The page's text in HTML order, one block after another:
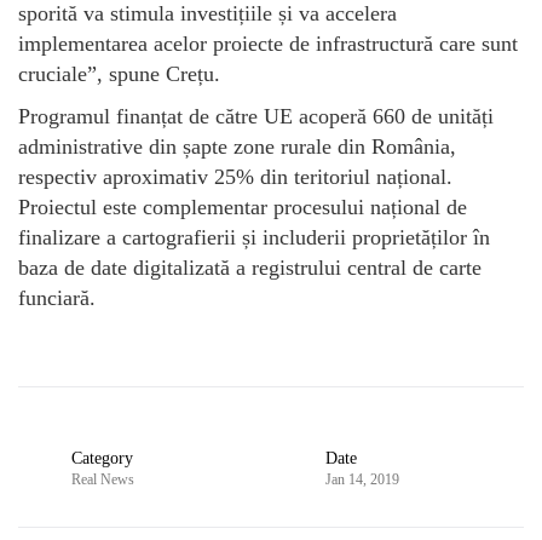
sporită va stimula investițiile și va accelera
implementarea acelor proiecte de infrastructură care sunt
cruciale”, spune Crețu.
Programul finanțat de către UE acoperă 660 de unități
administrative din șapte zone rurale din România,
respectiv aproximativ 25% din teritoriul național.
Proiectul este complementar procesului național de
finalizare a cartografierii și includerii proprietăților în
baza de date digitalizată a registrului central de carte
funciară.
Category
Real News
Date
Jan 14, 2019